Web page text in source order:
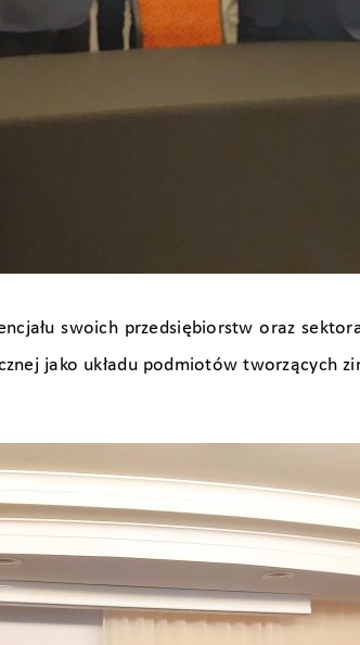
swoich przedsiębiorstw oraz
jako układu podmiotów tworzących